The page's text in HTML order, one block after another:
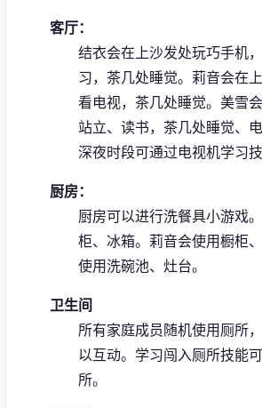
客厅：
结衣会在上沙发处玩巧手机
习，茶几处睡觉。 莉音会在
看电视，茶几处睡觉。 美雪
站立、读书，茶几处睡觉、电
深夜时段可通过电视机学习技
厨房：
厨房可以进行洗餐具小游戏。
柜、冰箱。 莉音会使用橱柜、
使用洗碗池、灶台。
卫生间
所有家庭成员随机使用厕所
以互动。 学习闯入厕所技能
所。